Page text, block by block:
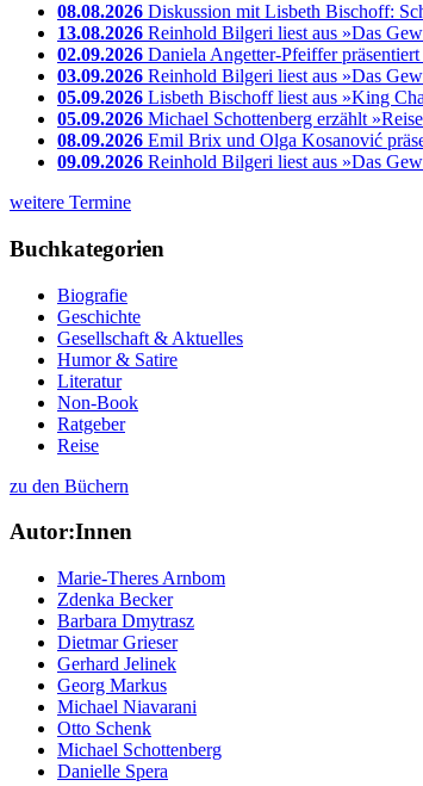
08.08.2026 Diskussion mit Lisbeth Bischoff:
13.08.2026 Reinhold Bilgeri liest aus »Das
02.09.2026 Daniela Angetter-Pfeiffer
03.09.2026 Reinhold Bilgeri liest aus »Das
05.09.2026 Lisbeth Bischoff liest aus »King
05.09.2026 Michael Schottenberg erzählt
08.09.2026 Emil Brix und Olga Kosanović
09.09.2026 Reinhold Bilgeri liest aus »Das
weitere Termine
Buchkategorien
Biografie
Geschichte
Gesellschaft & Aktuelles
Humor & Satire
Literatur
Non-Book
Ratgeber
Reise
zu den Büchern
Autor:Innen
Marie-Theres Arnbom
Zdenka Becker
Barbara Dmytrasz
Dietmar Grieser
Gerhard Jelinek
Georg Markus
Michael Niavarani
Otto Schenk
Michael Schottenberg
Danielle Spera